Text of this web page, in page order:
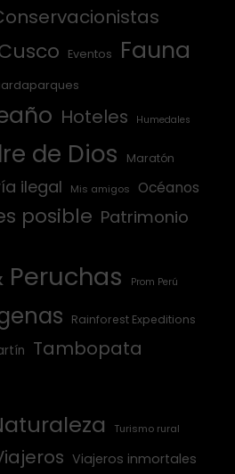
Eventos Fauna
Hoteles Humedales
de Dios Maratón
ilegal Mis amigos Océanos
posible Patrimonio
Peruchas Prom Perú
Rainforest Expeditions
Tambopata
Turismo rural
Viajeros inmortales